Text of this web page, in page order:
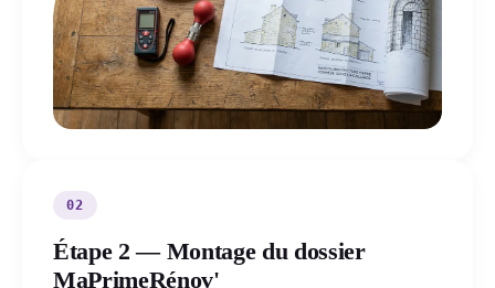
02
Étape 2 — Montage du dossier
MaPrimeRénov'